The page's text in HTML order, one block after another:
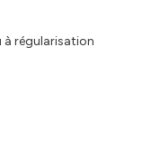
à régularisation